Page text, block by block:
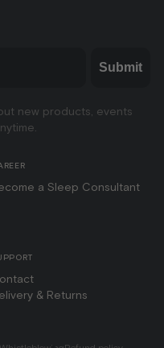
Submit
new products, events
a Sleep Consultant
& Returns